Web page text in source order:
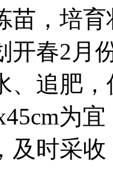
苗，培
开春2月
、追肥
为
及时采